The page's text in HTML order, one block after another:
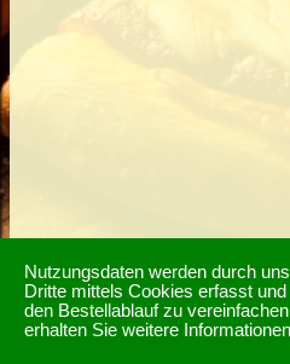
Nutzungsdaten werden durch
Dritte mittels Cookies erfasst
den Bestellablauf zu
erhalten Sie weitere